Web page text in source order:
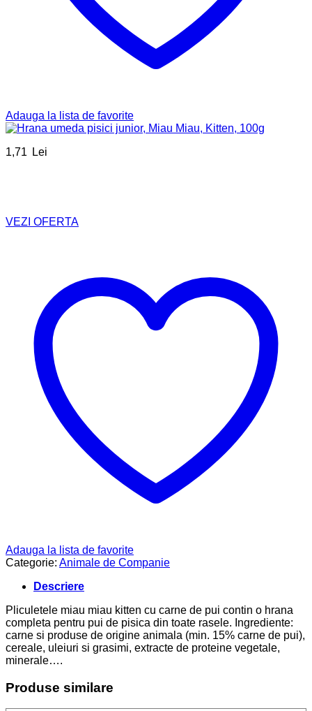
Adauga la lista de favorite
1,71 Lei
VEZI OFERTA
Adauga la lista de favorite
Categorie: Animale de Companie
Descriere
Pliculetele miau miau kitten cu carne de pui contin o hrana
completa pentru pui de pisica din toate rasele. Ingrediente:
carne si produse de origine animala (min. 15% carne de pui),
cereale, uleiuri si grasimi, extracte de proteine vegetale,
minerale….
Produse similare